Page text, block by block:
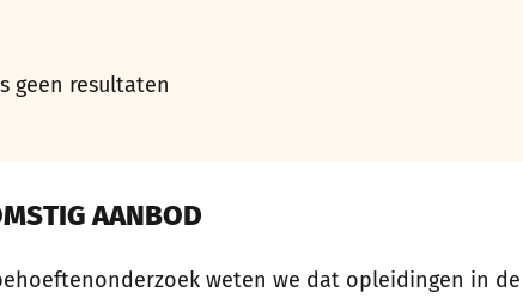
geen resultaten
AANBOD
weten we dat opleidingen in